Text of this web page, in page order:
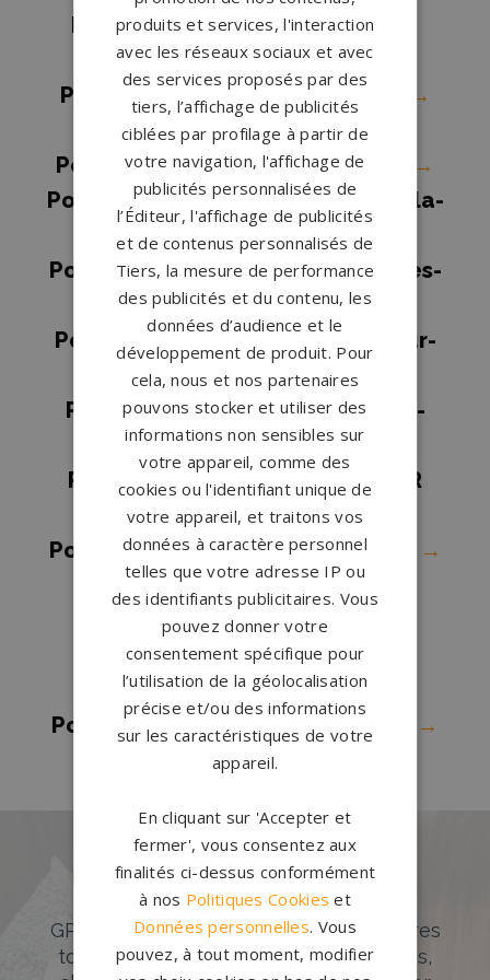
Pompes funèbres Mondeville
Pompes funèbres Orbec →
Pompes funèbres OUISTREHAM
→
Pompes funèbres Potigny
Pompes funèbres Saint-Contest
→
Pompes funèbres Saint-Germain-la-
Blanche-Herbe →
Pompes funèbres Saint-Martin-des-
Besaces→
Pompes funèbres Saint-Pierre-sur-
Dives →
Pompes funèbres Saint-Vigor-le-
Grand→
Pompes funèbres ST ANDRE SUR
ORNE →
Pompes funèbres Thury Harcourt
→
Pompes funèbres Trévières
Pompes funèbres Vaucelles
Pompes funèbres VILLERS SUR
MER→
Pompes funèbres Villers-Bocage
→
Des pierres tombales uniques et
originales
GPG Granit offre un large choix de pierres
tombales en granit de styles modernes,
produits et services, l'interaction
avec les réseaux sociaux et avec
des services proposés par des
tiers, l’affichage de publicités
ciblées par profilage à partir de
votre navigation, l'affichage de
publicités personnalisées de
l’Éditeur, l'affichage de publicités
et de contenus personnalisés de
Tiers, la mesure de performance
des publicités et du contenu, les
données d’audience et le
développement de produit. Pour
cela, nous et nos partenaires
pouvons stocker et utiliser des
informations non sensibles sur
votre appareil, comme des
cookies ou l'identifiant unique de
votre appareil, et traitons vos
données à caractère personnel
telles que votre adresse IP ou
des identifiants publicitaires. Vous
pouvez donner votre
consentement spécifique pour
l’utilisation de la géolocalisation
précise et/ou des informations
sur les caractéristiques de votre
appareil.
En cliquant sur 'Accepter et
fermer', vous consentez aux
finalités ci-dessus conformément
à nos Politiques Cookies et
Données personnelles. Vous
pouvez, à tout moment, modifier